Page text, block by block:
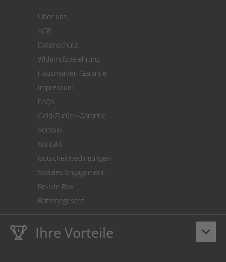
Cookie Einstellungen
Über uns
AGB
Datenschutz
Widerrufsbelehrung
Hausmarken-Garantie
Impressum
FAQs
Geld-Zurück-Garantie
Vorteile
Kontakt
Gutscheinbedingungen
Soziales Engagement
Re-Life Box
Batteriegesetz
keyboard_arrow_down
Ihre Vorteile